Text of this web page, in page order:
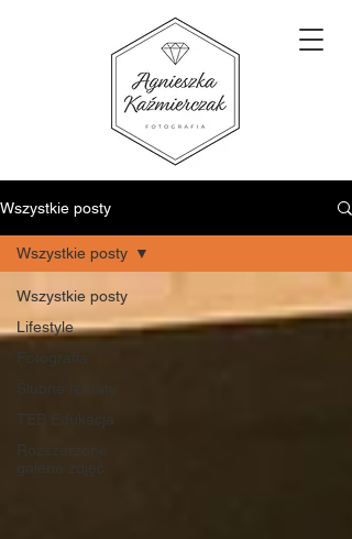
Wszystkie posty
Wszystkie posty
Lifestyle
Fotografia
Ślubne tematy
TEB Edukacja
Rozszerzone
galerie zdjęć
Wszystkie posty